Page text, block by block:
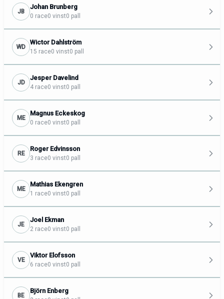
JB
Johan Brunberg
0 race0 vinst0 pall
WD
Wictor Dahlström
15 race0 vinst0 pall
JD
Jesper Davelind
4 race0 vinst0 pall
ME
Magnus Eckeskog
0 race0 vinst0 pall
RE
Roger Edvinsson
3 race0 vinst0 pall
ME
Mathias Ekengren
1 race0 vinst0 pall
JE
Joel Ekman
2 race0 vinst0 pall
VE
Viktor Elofsson
6 race0 vinst0 pall
BE
Björn Enberg